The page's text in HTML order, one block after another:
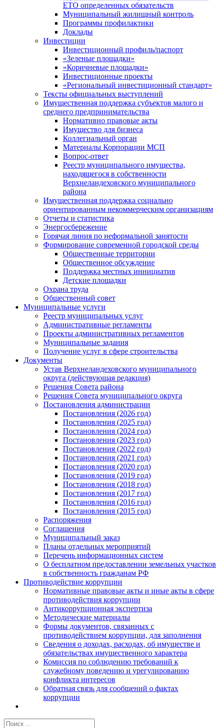
ЕТО определенных обязательств
Муниципальный жилищный контроль
Программы профилактики
Доклады
Инвестиции
Инвестиционный профиль/паспорт
«Зеленые площадки»
«Коричневые площадки»
Инвестиционные проекты
«Региональный инвестиционный стандарт»
Тексты официальных выступлений
Имущественная поддержка субъектов малого и
среднего предпринимательства
Нормативно правовые акты
Имущество для бизнеса
Коллегиальный орган
Материалы Корпорации МСП
Вопрос-ответ
Реестр муниципального имущества,
находящегося в собственности
Верхнеландеховского муниципального
района
Имущественная поддержка социально
ориентированным некоммерческим организациям
Отчеты и статистика
Энергосбережение
Горячая линия по неформальной занятости
Формирование современной городской среды
Общественные территории
Общественное обсуждение
Поддержка местных иннициатив
Детские площадки
Охрана труда
Общественный совет
Муниципальные услуги
Реестр муниципальных услуг
Административные регламенты
Проекты административных регламентов
Муниципальные задания
Получение услуг в сфере строительства
Документы
Устав Верхнеландеховского муниципального
округа (действующая редакция)
Решения Совета района
Решения Совета муниципального округа
Постановления администрации
Постановления (2026 год)
Постановления (2025 год)
Постановления (2024 год)
Постановления (2023 год)
Постановления (2022 год)
Постановления (2021 год)
Постановления (2020 год)
Постановления (2019 год)
Постановления (2018 год)
Постановления (2017 год)
Постановления (2016 год)
Постановления (2015 год)
Распоряжения
Соглашения
Муниципальный заказ
Планы отдельных мероприятий
Перечень информационных систем
О бесплатном предоставлении земельных участков
в собственность гражданам РФ
Противодействие коррупции
Нормативные правовые акты и иные акты в сфере
противодействия коррупции
Антикоррупционная экспертиза
Методические материалы
Формы документов, связанных с
противодействием коррупции, для заполнения
Сведения о доходах, расходах, об имуществе и
обязательствах имущественного характера
Комиссия по соблюдению требований к
служебному поведению и урегулированию
конфликта интересов
Обратная связь для сообщений о фактах
коррупции
Результат